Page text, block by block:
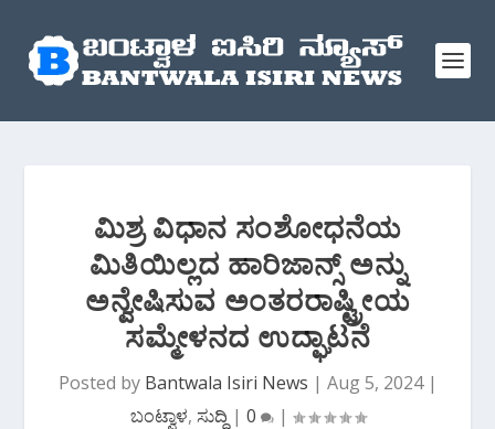
ಮಿಶ್ರ ವಿಧಾನ ಸಂಶೋಧನೆಯ
ಮಿತಿಯಿಲ್ಲದ ಹಾರಿಜಾನ್ಸ್ ಅನ್ನು
ಅನ್ವೇಷಿಸುವ ಅಂತರರಾಷ್ಟ್ರೀಯ
ಸಮ್ಮೇಳನದ ಉದ್ಘಾಟನೆ
Posted by Bantwala Isiri News | Aug 5, 2024|
ಬಂಟ್ವಾಳ, ಸುದ್ದಿ | 0 |